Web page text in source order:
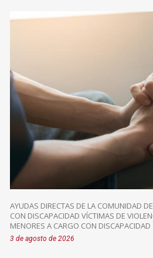
AYUDAS DIRECTAS DE LA COMUNIDAD
CON DISCAPACIDAD VÍCTIMAS DE
MENORES A CARGO CON DISCAPACIDAD
3 de agosto de 2026